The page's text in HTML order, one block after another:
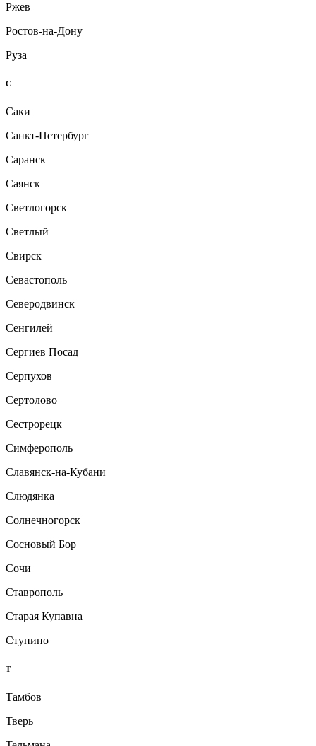
Ржев
Ростов-на-Дону
Руза
С
Саки
Санкт-Петербург
Саранск
Саянск
Светлогорск
Светлый
Свирск
Севастополь
Северодвинск
Сенгилей
Сергиев Посад
Серпухов
Сертолово
Сестрорецк
Симферополь
Славянск-на-Кубани
Слюдянка
Солнечногорск
Сосновый Бор
Сочи
Ставрополь
Старая Купавна
Ступино
Т
Тамбов
Тверь